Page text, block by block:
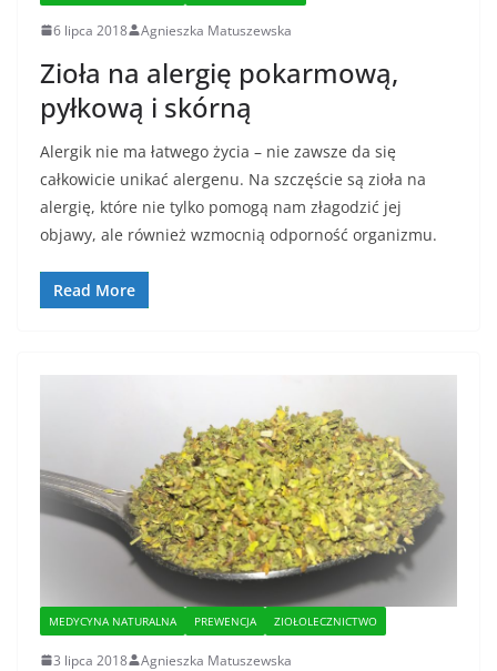
6 lipca 2018 Agnieszka Matuszewska
Zioła na alergię pokarmową,
pyłkową i skórną
Alergik nie ma łatwego życia – nie zawsze da się
całkowicie unikać alergenu. Na szczęście są zioła na
alergię, które nie tylko pomogą nam złagodzić jej
objawy, ale również wzmocnią odporność organizmu.
Read More
MEDYCYNA NATURALNA PREWENCJA ZIOŁOLECZNICTWO
3 lipca 2018 Agnieszka Matuszewska